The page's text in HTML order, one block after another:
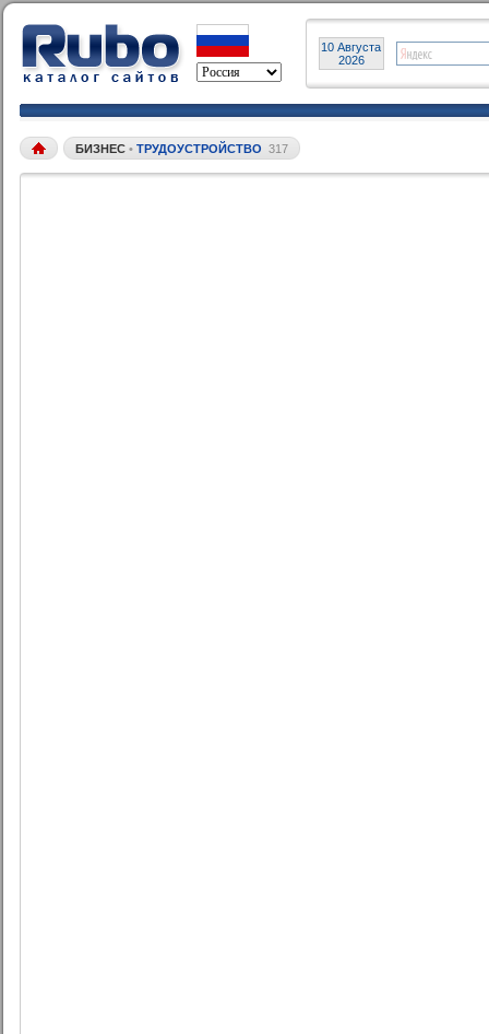
10 Августа
2026
БИЗНЕС • ТРУДОУСТРОЙСТВО 317